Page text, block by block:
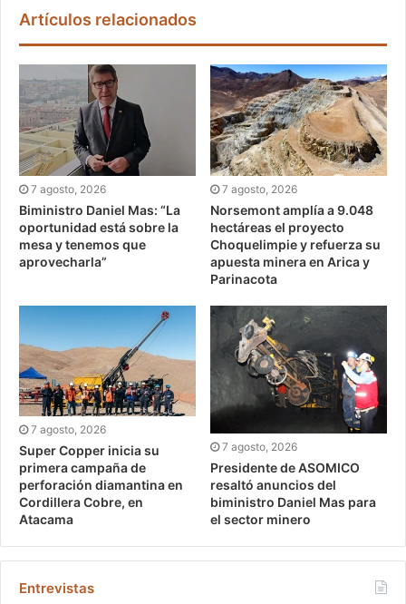
Artículos relacionados
7 agosto, 2026
Biministro Daniel Mas: “La
oportunidad está sobre la
mesa y tenemos que
aprovecharla”
7 agosto, 2026
Norsemont amplía a 9.048
hectáreas el proyecto
Choquelimpie y refuerza su
apuesta minera en Arica y
Parinacota
7 agosto, 2026
Super Copper inicia su
primera campaña de
perforación diamantina en
Cordillera Cobre, en
Atacama
7 agosto, 2026
Presidente de ASOMICO
resaltó anuncios del
biministro Daniel Mas para
el sector minero
Entrevistas